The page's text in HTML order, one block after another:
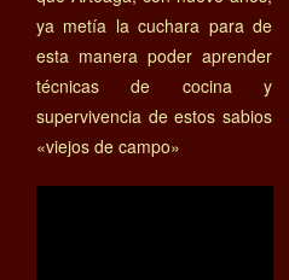
ya metía la cuchara para de
esta manera poder aprender
técnicas de cocina y
supervivencia de estos sabios
«viejos de campo»